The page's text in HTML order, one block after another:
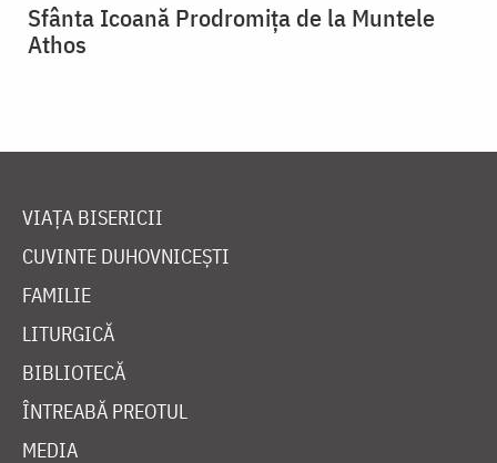
Sfânta Icoană Prodromița de la Muntele
Athos
VIAȚA BISERICII
CUVINTE DUHOVNICEȘTI
FAMILIE
LITURGICĂ
BIBLIOTECĂ
ÎNTREABĂ PREOTUL
MEDIA